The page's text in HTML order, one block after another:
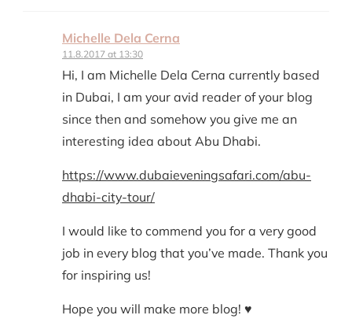
Michelle Dela Cerna
11.8.2017 at 13:30
Hi, I am Michelle Dela Cerna currently based
in Dubai, I am your avid reader of your blog
since then and somehow you give me an
interesting idea about Abu Dhabi.
https://www.dubaieveningsafari.com/abu-
dhabi-city-tour/
I would like to commend you for a very good
job in every blog that you’ve made. Thank you
for inspiring us!
Hope you will make more blog! ♥